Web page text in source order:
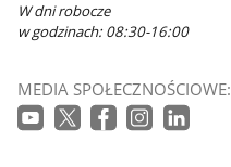
W dni robocze
w godzinach: 08:30-16:00
MEDIA SPOŁECZNOŚCIOWE: